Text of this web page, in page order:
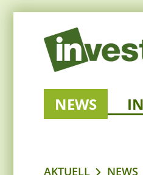
NEWS
AKTUELL NEWS